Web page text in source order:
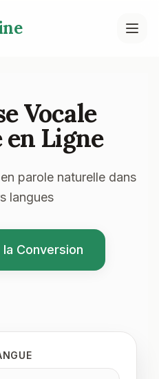
Vocale
Ligne
parole naturelle dans
langues
Conversion